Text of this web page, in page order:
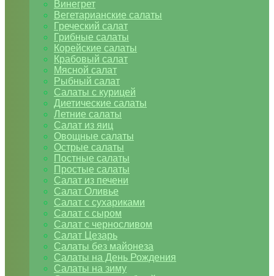
Винегрет
Вегетарианские салаты
Греческий салат
Грибные салаты
Корейские салаты
Крабовый салат
Мясной салат
Рыбный салат
Салаты с курицей
Диетические салаты
Летние салаты
Салат из яиц
Овощные салаты
Острые салаты
Постные салаты
Простые салаты
Салат из печени
Салат Оливье
Салат с сухариками
Салат с сыром
Салат с черносливом
Салат Цезарь
Салаты без майонеза
Салаты на День Рождения
Салаты на зиму